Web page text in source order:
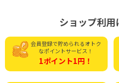
ショップ利用
会員登録で貯められるオトク
なポイントサービス！
1ポイント1円！